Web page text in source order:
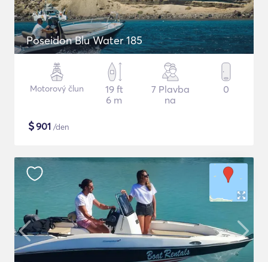
Poseidon Blu Water 185
Motorový člun
19 ft
6 m
7 Plavba
na
0
$901 /den